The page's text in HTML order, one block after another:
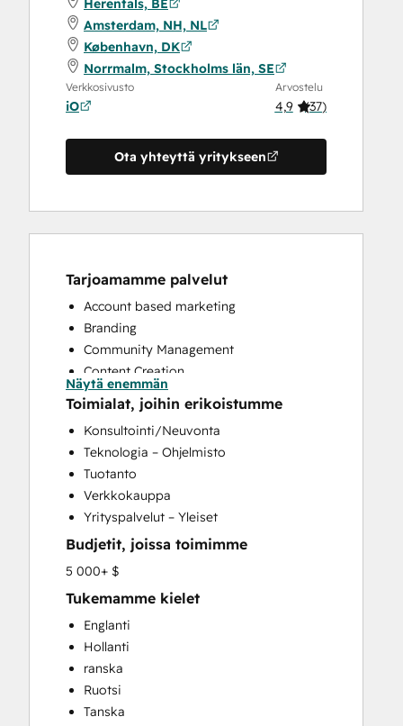
Herentals, BE
Amsterdam, NH, NL
København, DK
Norrmalm, Stockholms län, SE
Verkkosivusto
iO
Arvostelu
4,9 (37)
Ota yhteyttä yritykseen
Tarjoamamme palvelut
Account based marketing
Branding
Community Management
Content Creation
Conversational Marketing
CRM Implementation
CRM Migration
Custom API Integrations
Customer Marketing
Customer Success Training
Customer Support Training
Customer Survey and Analysis
Email Marketing
Help Desk Implementation
HubSpot Onboarding
Knowledge Base Development
Paid Advertising
Programmable Automation
Sales and Marketing Alignment
Näytä enemmän
Toimialat, joihin erikoistumme
Konsultointi/Neuvonta
Teknologia – Ohjelmisto
Tuotanto
Verkkokauppa
Yrityspalvelut – Yleiset
Budjetit, joissa toimimme
5 000+ $
Tukemamme kielet
Englanti
Hollanti
ranska
Ruotsi
Tanska